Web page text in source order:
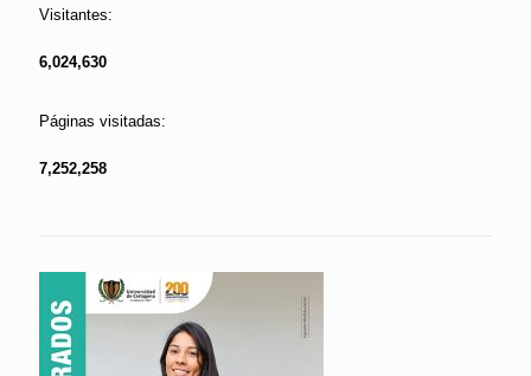
Visitantes:
6,024,630
Páginas visitadas:
7,252,258